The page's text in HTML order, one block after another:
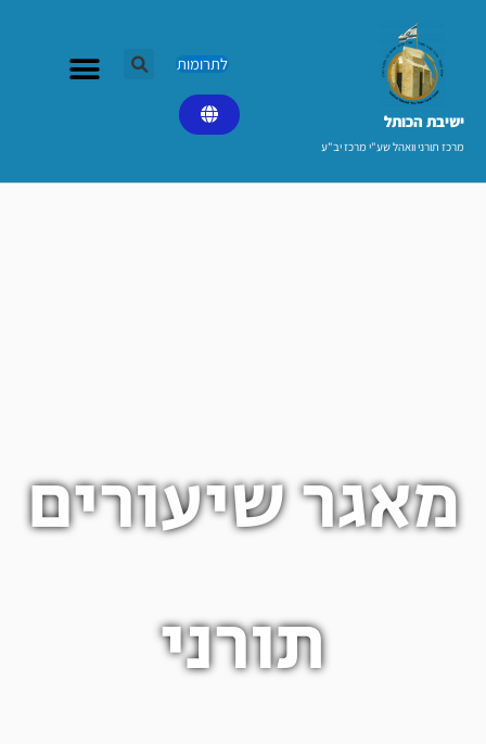
ישיבת הכותל​
מרכז תורני וואהל שע"י מרכז יב"ע
לתרומות
מאגר שיעורים
תורני